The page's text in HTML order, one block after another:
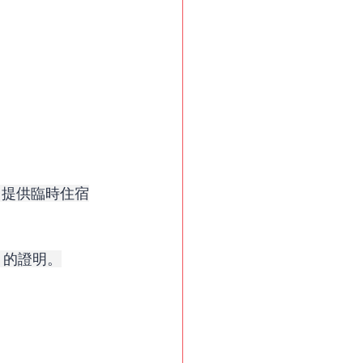
供臨時住宿
證明。